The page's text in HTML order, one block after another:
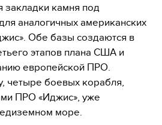
закладки камня под
аналогичных американских
Обе базы создаются в
этапов плана США и
европейской ПРО.
четыре боевых корабля,
ПРО «Иджис», уже
море.